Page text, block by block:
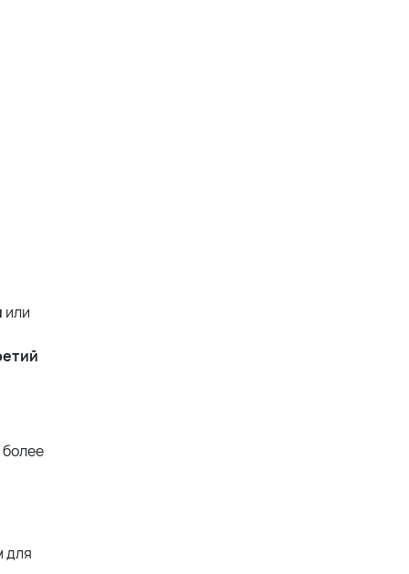
или
для